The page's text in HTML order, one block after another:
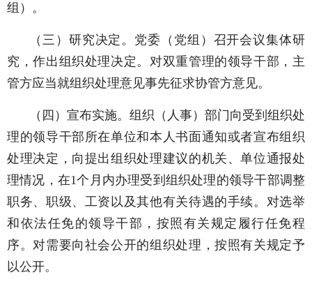
组）。
（三）研究决定。党委（党组）召开会议集体研
究，作出组织处理决定。对双重管理的领导干部，主
管方应当就组织处理意见事先征求协管方意见。
（四）宣布实施。组织（人事）部门向受到组织处
理的领导干部所在单位和本人书面通知或者宣布组织
处理决定，向提出组织处理建议的机关、单位通报处
理情况，在1个月内办理受到组织处理的领导干部调整
职务、职级、工资以及其他有关待遇的手续。对选举
和依法任免的领导干部，按照有关规定履行任免程
序。对需要向社会公开的组织处理，按照有关规定予
以公开。